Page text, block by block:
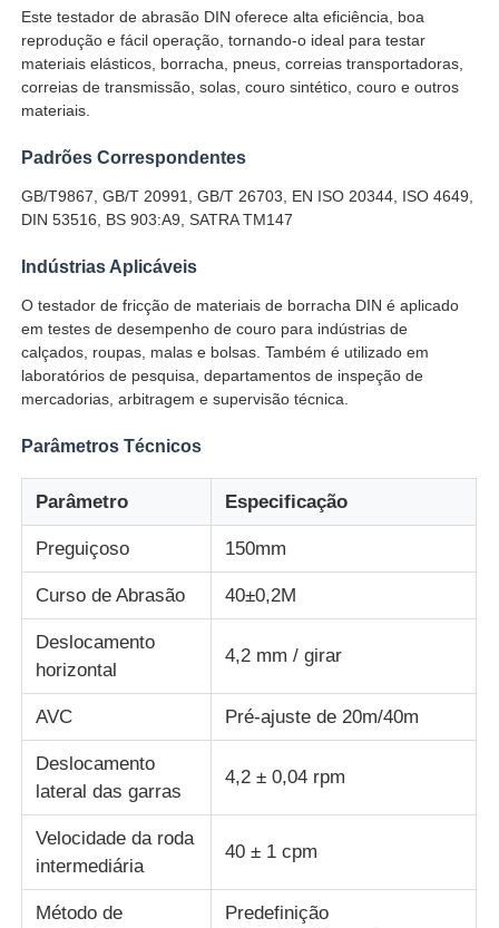
Máquina de teste de impacto
equipamento de teste de borracha
Equipamento de teste de calçados
Equipamento de ensaio de materiais de construção
Equipamento de ensaio de embalagens
Equipamento de ensaio de adesivos
máquina de teste de tecido
Controlador da temperatura e da umidade
verificador da dureza
Este testador de abrasão DIN oferece alta eficiência, boa
reprodução e fácil operação, tornando-o ideal para testar
materiais elásticos, borracha, pneus, correias transportadoras,
correias de transmissão, solas, couro sintético, couro e outros
materiais.
Padrões Correspondentes
GB/T9867, GB/T 20991, GB/T 26703, EN ISO 20344, ISO 4649,
DIN 53516, BS 903:A9, SATRA TM147
Indústrias Aplicáveis
O testador de fricção de materiais de borracha DIN é aplicado
em testes de desempenho de couro para indústrias de
calçados, roupas, malas e bolsas. Também é utilizado em
laboratórios de pesquisa, departamentos de inspeção de
mercadorias, arbitragem e supervisão técnica.
Parâmetros Técnicos
Parâmetro Especificação
Preguiçoso 150mm
Curso de Abrasão 40±0,2M
Deslocamento
horizontal
4,2 mm / girar
AVC Pré-ajuste de 20m/40m
Deslocamento
lateral das garras
4,2 ± 0,04 rpm
Velocidade da roda
intermediária
40 ± 1 cpm
Método de
Predefinição